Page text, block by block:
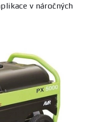
v náročných